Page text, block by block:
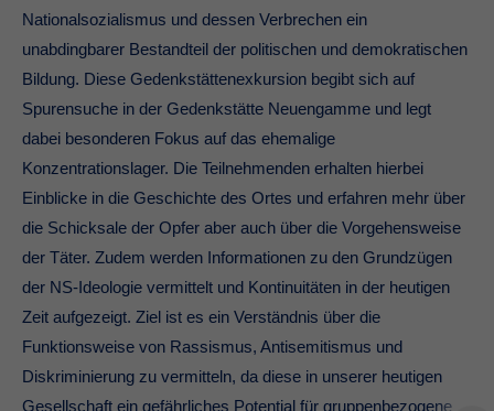
Nationalsozialismus und dessen Verbrechen ein
unabdingbarer Bestandteil der politischen und demokratischen
Bildung. Diese Gedenkstättenexkursion begibt sich auf
Spurensuche in der Gedenkstätte Neuengamme und legt
dabei besonderen Fokus auf das ehemalige
Konzentrationslager. Die Teilnehmenden erhalten hierbei
Einblicke in die Geschichte des Ortes und erfahren mehr über
die Schicksale der Opfer aber auch über die Vorgehensweise
der Täter. Zudem werden Informationen zu den Grundzügen
der NS-Ideologie vermittelt und Kontinuitäten in der heutigen
Zeit aufgezeigt. Ziel ist es ein Verständnis über die
Funktionsweise von Rassismus, Antisemitismus und
Diskriminierung zu vermitteln, da diese in unserer heutigen
Gesellschaft ein gefährliches Potential für gruppenbezogene